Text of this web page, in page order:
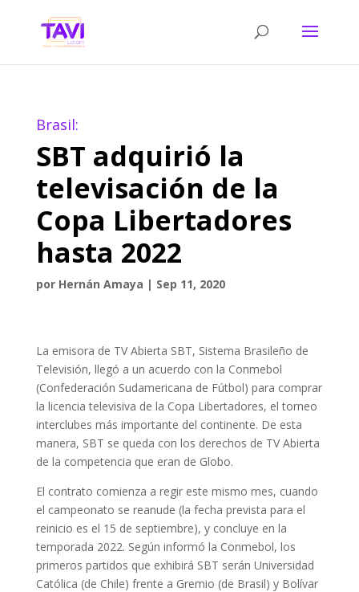
Brasil:
SBT adquirió la
televisación de la
Copa Libertadores
hasta 2022
por Hernán Amaya | Sep 11, 2020
La emisora de TV Abierta SBT, Sistema Brasileño de
Televisión, llegó a un acuerdo con la Conmebol
(Confederación Sudamericana de Fútbol) para comprar
la licencia televisiva de la Copa Libertadores, el torneo
interclubes más importante del continente. De esta
manera, SBT se queda con los derechos de TV Abierta
de la competencia que eran de Globo.
El contrato comienza a regir este mismo mes, cuando
el campeonato se reanude (la fecha prevista para el
reinicio es el 15 de septiembre), y concluye en la
temporada 2022. Según informó la Conmebol, los
primeros partidos que exhibirá SBT serán Universidad
Católica (de Chile) frente a Gremio (de Brasil) y Bolívar